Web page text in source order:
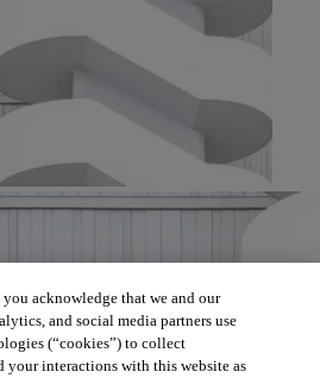
acknowledge that we and our
and social media partners use
(“cookies”) to collect
your interactions with this website as